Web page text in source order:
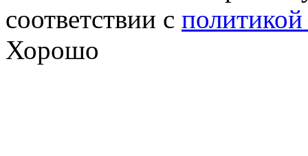
соответствии с
Хорошо